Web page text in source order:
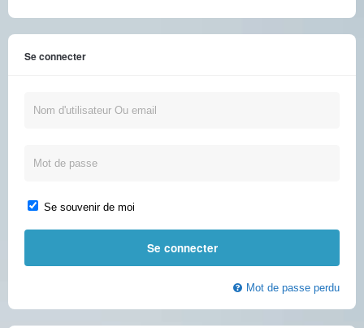
Se connecter
Se souvenir de moi
Mot de passe perdu